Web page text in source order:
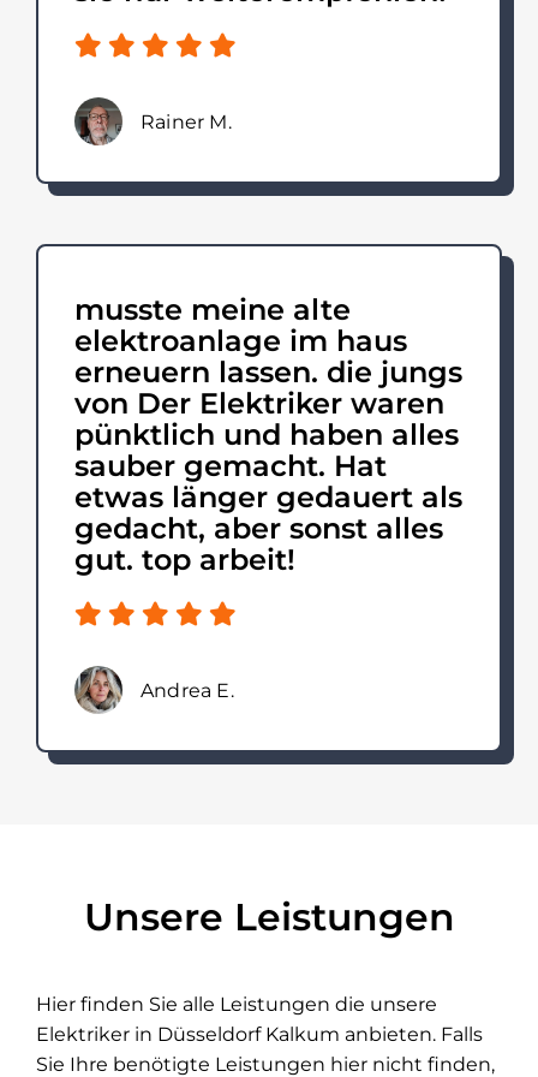
Rainer M.
musste meine alte
elektroanlage im haus
erneuern lassen. die jungs
von Der Elektriker waren
pünktlich und haben alles
sauber gemacht. Hat
etwas länger gedauert als
gedacht, aber sonst alles
gut. top arbeit!
Andrea E.
Unsere Leistungen
Hier finden Sie alle Leistungen die unsere
Elektriker in Düsseldorf Kalkum anbieten. Falls
Sie Ihre benötigte Leistungen hier nicht finden,